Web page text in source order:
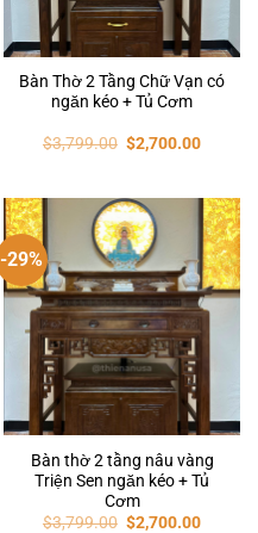
Bàn Thờ 2 Tầng Chữ Vạn có
ngăn kéo + Tủ Cơm
$3,799.00 $2,700.00
-29%
Bàn thờ 2 tầng nâu vàng
Triện Sen ngăn kéo + Tủ
Cơm
$3,799.00 $2,700.00